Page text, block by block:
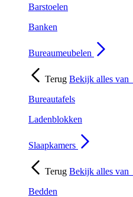
Barstoelen
Banken
Bureaumeubelen
Terug Bekijk alles van
Bureautafels
Ladenblokken
Slaapkamers
Terug Bekijk alles van
Bedden